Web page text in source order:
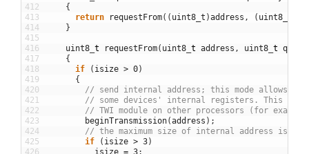
412
413
414
415
416
417
418
419
420
421
422
423
424
425
{
return
requestFrom( ( uint8_t )address , ( uint8_t
}
uint8 t requestFrom( uint8 t address , uint8 t
{
if
( isize > 0)
{
// send internal address; this mode allows
// some devices' internal registers. This
// TWI module on other processors (for example
beginTransmission(address ) ;
// the maximum size of internal address is 3
if
( isize > 3)